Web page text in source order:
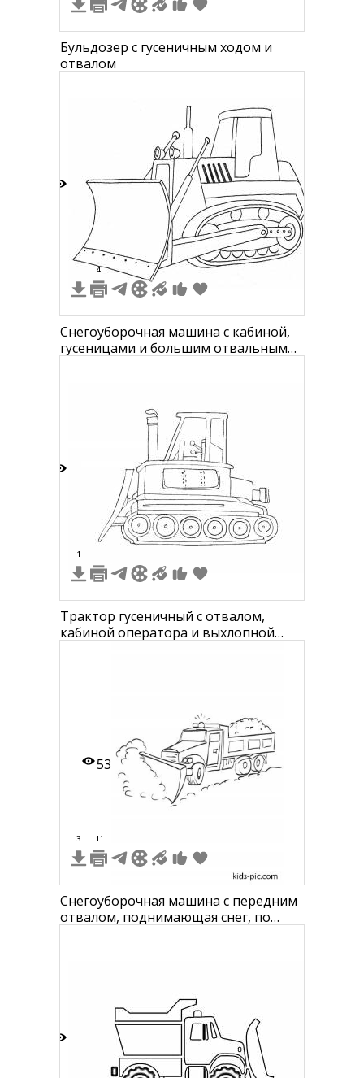
Бульдозер с гусеничным ходом и
отвалом
4
Снегоуборочная машина с кабиной,
гусеницами и большим отвальным
1
Трактор гусеничный с отвалом,
кабиной оператора и выхлопной
53
3 11
Снегоуборочная машина с передним
отвалом, поднимающая снег, по